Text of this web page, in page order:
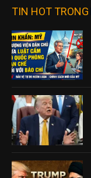
TIN HOT TRONG